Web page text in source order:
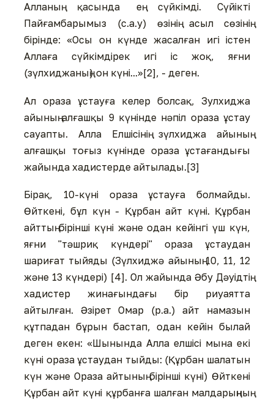
Алланың қасында ең сүйкімді. Сүйікті
Пайғамбарымыз (с.а.у) өзінің асыл сөзінің
бірінде: «Осы он күнде жасалған игі істен
Аллаға сүйкімдірек игі іс жоқ, яғни
(зүлхиджаның) он күні...»[2], - деген.
Ал ораза ұстауға келер болсақ, Зулхиджа
айының алғашқы 9 күнінде нәпіл ораза ұстау
сауапты. Алла Елшісінің зүлхиджа айының
алғашқы тоғыз күнінде ораза ұстағандығы
жайында хадистерде айтылады.[3]
Бірақ, 10-күні ораза ұстауға болмайды.
Өйткені, бұл күн - Құрбан айт күні. Құрбан
айттың бірінші күні және одан кейінгі үш күн,
яғни "тәшриқ күндері" ораза ұстаудан
шариғат тыйяды (Зүлхиджә айының 10, 11, 12
және 13 күндері) [4]. Ол жайында Әбу Дәуідтің
хадистер жинағындағы бір риуаятта
айтылған. Әзірет Омар (р.а.) айт намазын
құтпадан бұрын бастап, одан кейін былай
деген екен: «Шынында Алла елшісі мына екі
күні ораза ұстаудан тыйды: (Құрбан шалатын
күн және Ораза айтының бірінші күні) Өйткені
Құрбан айт күні құрбанға шалған малдарыңның